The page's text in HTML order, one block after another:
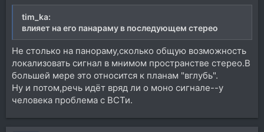
tim_ka:
влияет на его панараму в последующем стерео
Не столько на панораму,сколько общую возможность
локализовать сигнал в мнимом пространстве стерео.В
большей мере это относится к планам "вглубь".
Ну и потом,речь идёт вряд ли о моно сигнале--у
человека проблема с ВСТи.